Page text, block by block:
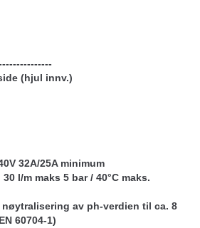
(hjul innv.)
32A/25A minimum
l/m maks 5 bar / 40°C maks.
av ph-verdien til ca. 8
60704-1)